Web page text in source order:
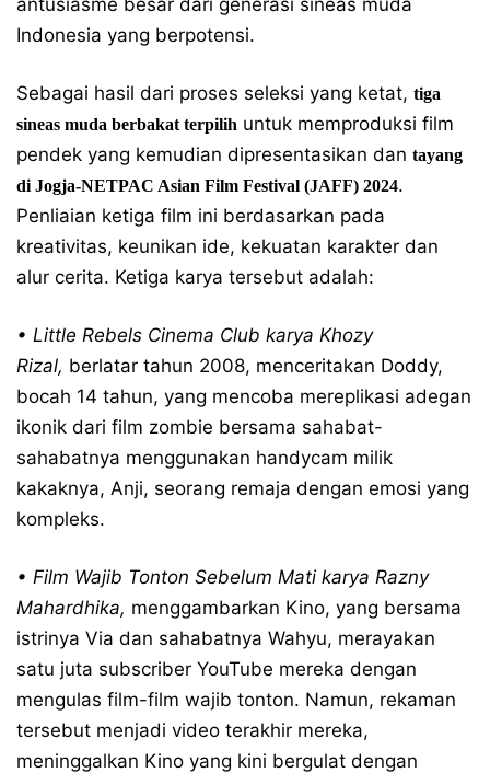
antusiasme besar dari generasi sineas muda
Indonesia yang berpotensi.
Sebagai hasil dari proses seleksi yang ketat, tiga
sineas muda berbakat terpilih untuk memproduksi film
pendek yang kemudian dipresentasikan dan tayang
di Jogja-NETPAC Asian Film Festival (JAFF) 2024.
Penliaian ketiga film ini berdasarkan pada
kreativitas, keunikan ide, kekuatan karakter dan
alur cerita. Ketiga karya tersebut adalah:
• Little Rebels Cinema Club karya Khozy
Rizal, berlatar tahun 2008, menceritakan Doddy,
bocah 14 tahun, yang mencoba mereplikasi adegan
ikonik dari film zombie bersama sahabat-
sahabatnya menggunakan handycam milik
kakaknya, Anji, seorang remaja dengan emosi yang
kompleks.
• Film Wajib Tonton Sebelum Matikarya Razny
Mahardhika, menggambarkan Kino, yang bersama
istrinya Via dan sahabatnya Wahyu, merayakan
satu juta subscriber YouTube mereka dengan
mengulas film-film wajib tonton. Namun, rekaman
tersebut menjadi video terakhir mereka,
meninggalkan Kino yang kini bergulat dengan